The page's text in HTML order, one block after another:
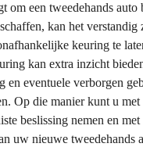
om een tweedehands auto
kan het verstandig
keuring te
kan extra inzicht
en eventuele verborgen
Op die manier kunt u met
beslissing nemen en met
uw nieuwe tweedehands